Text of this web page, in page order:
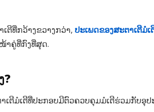
ຕີທີ່ກວ້າງຂວາງກວ່າ, ປະເພດຂອງສະຕາເຕີມໍເ
ຄູ່ທີ່ກົງທີ່ສຸດ.
?
ຕີມໍເຕີທີ່ປະກອບມີຕົວຄວບຄຸມມໍເຕີຮ່ວມກັບອຸ